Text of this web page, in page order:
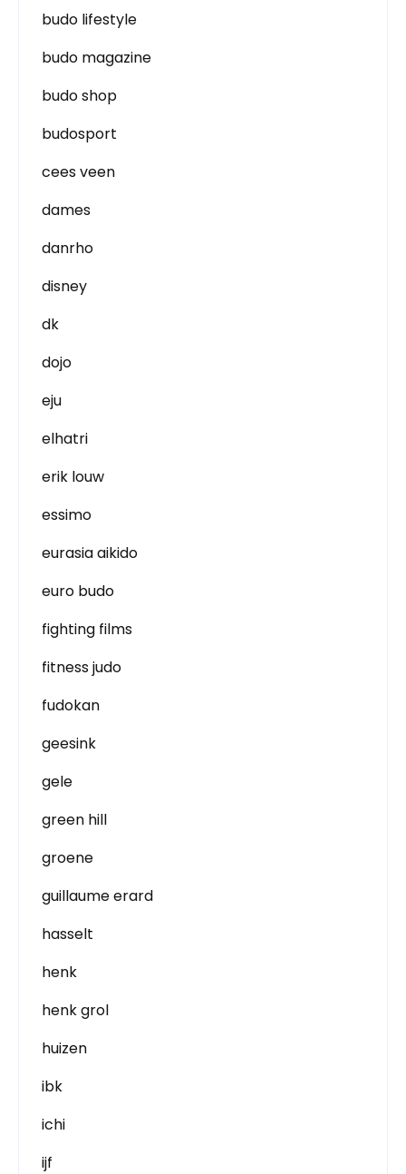
budo lifestyle
budo magazine
budo shop
budosport
cees veen
dames
danrho
disney
dk
dojo
eju
elhatri
erik louw
essimo
eurasia aikido
euro budo
fighting films
fitness judo
fudokan
geesink
gele
green hill
groene
guillaume erard
hasselt
henk
henk grol
huizen
ibk
ichi
ijf